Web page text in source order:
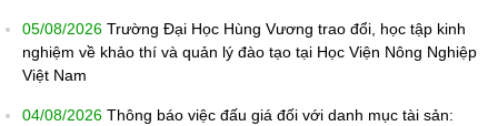
05/08/2026 Trường Đại Học Hùng Vương trao đổi, học tập kinh
nghiệm về khảo thí và quản lý đào tạo tại Học Viện Nông Nghiệp
Việt Nam
04/08/2026 Thông báo việc đấu giá đối với danh mục tài sản: